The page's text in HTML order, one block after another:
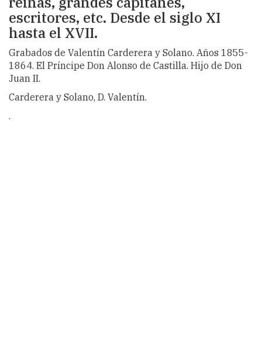
escritores, etc. Desde el siglo XI
hasta el XVII.
Grabados de Valentín Carderera y Solano. Años 1855-
1864. El Príncipe Don Alonso de Castilla. Hijo de Don
Juan II.
Carderera y Solano, D. Valentín.
.